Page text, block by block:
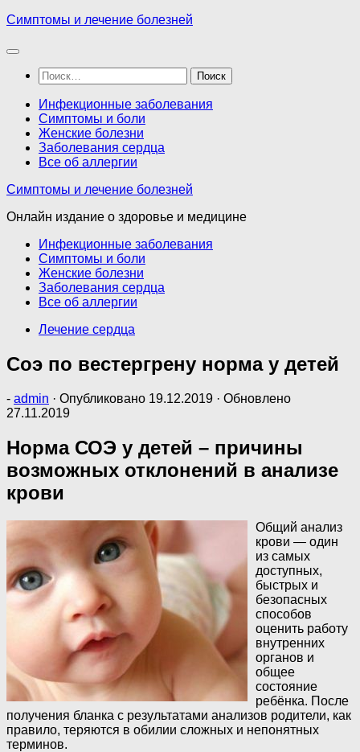
Перейти
содержимому
Симптомы и лечение болезней
Найти:
Инфекционные заболевания
Симптомы и боли
Женские болезни
Заболевания сердца
Все об аллергии
Симптомы и лечение болезней
Онлайн издание о здоровье и медицине
Инфекционные заболевания
Симптомы и боли
Женские болезни
Заболевания сердца
Все об аллергии
Лечение сердца
Соэ по вестергрену норма у детей
- admin · Опубликовано 19.12.2019 · Обновлено
27.11.2019
Норма СОЭ у детей – причины
возможных отклонений в анализе
крови
Общий анализ
крови — один
из самых
доступных,
быстрых и
безопасных
способов
оценить работу
внутренних
органов и
общее
состояние
ребёнка. После
получения бланка с результатами анализов родители, как
правило, теряются в обилии сложных и непонятных
терминов.